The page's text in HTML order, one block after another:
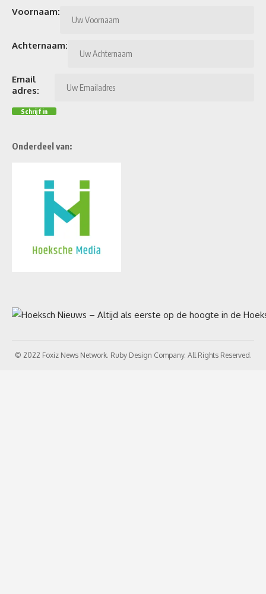
Voornaam:
Achternaam:
Email
adres:
Onderdeel van:
© 2022 Foxiz News Network. Ruby Design Company. All Rights Reserved.